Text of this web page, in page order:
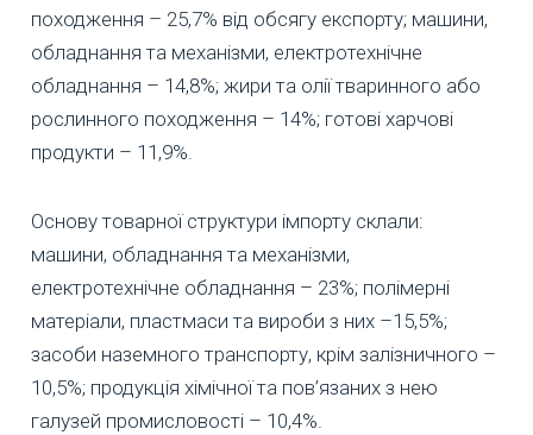
походження – 25,7% від обсягу експорту; машини,
обладнання та механізми, електротехнічне
обладнання – 14,8%; жири та олії тваринного або
рослинного походження – 14%; готові харчові
продукти – 11,9%.
Основу товарної структури імпорту склали:
машини, обладнання та механізми,
електротехнічне обладнання – 23%; полімерні
матеріали, пластмаси та вироби з них –15,5%;
засоби наземного транспорту, крім залізничного –
10,5%; продукція хімічної та пов’язаних з нею
галузей промисловості – 10,4%.